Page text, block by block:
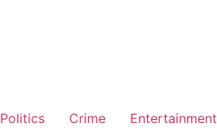
Politics Crime Entertainment